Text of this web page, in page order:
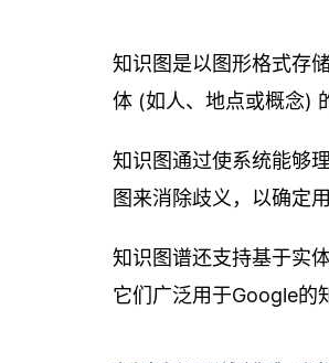
知识图是以图形格式存
体 (如人、地点或概念)
知识图通过使系统能够
图来消除歧义，以确定
知识图谱还支持基于实
它们广泛用于Google的